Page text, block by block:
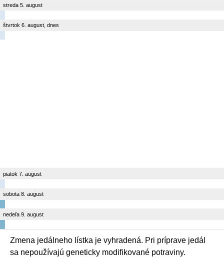
streda 5. august
štvrtok 6. august, dnes
piatok 7. august
sobota 8. august
nedeľa 9. august
Zmena jedálneho lístka je vyhradená. Pri príprave jedál
sa nepoužívajú geneticky modifikované potraviny.